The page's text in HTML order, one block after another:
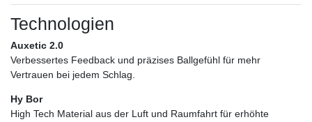
Technologien
Auxetic 2.0
Verbessertes Feedback und präzises Ballgefühl für mehr
Vertrauen bei jedem Schlag.
Hy Bor
High Tech Material aus der Luft und Raumfahrt für erhöhte